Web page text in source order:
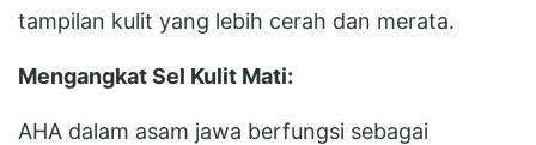
tampilan kulit yang lebih cerah dan merata.
Mengangkat Sel Kulit Mati:
AHA dalam asam jawa berfungsi sebagai